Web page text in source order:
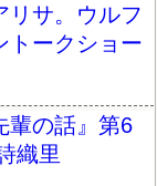
リサ。ウルフ
トークショー
輩の話』第6
織里